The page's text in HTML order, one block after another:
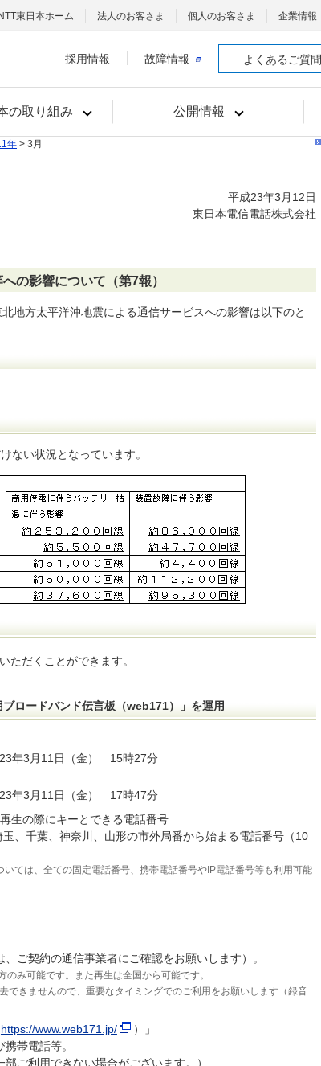
の取り組み 公開情報
NTT東日本ホーム 法人のお客さま 個人のお客さま 企業情報
採用情報 故障情報 よくあるご質問
年 > 3月
平成23年3月12日
東日本電信電話株式会社
の影響について（第7報）
地方太平洋沖地震による通信サービスへの影響は以下のと
ない状況となっています。
ただくことができます。
ロードバンド伝言板（web171）」を運用
年3月11日（金） 15時27分
年3月11日（金） 17時47分
生の際にキーとできる電話番号
、千葉、神奈川、山形の市外局番から始まる電話番号（10
ては、全ての固定電話番号、携帯電話番号やIP電話番号等も利用可能
ご契約の通信事業者にご確認をお願いします）。
み可能です。また再生は全国から可能です。
できませんので、重要なタイミングでのご利用をお願いします（録音
https://www.web171.jp/
）」
帯電話等。
ご利用できない場合がございます。）